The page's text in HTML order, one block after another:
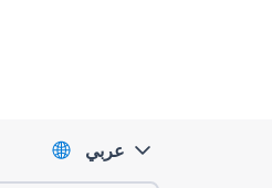
عربي